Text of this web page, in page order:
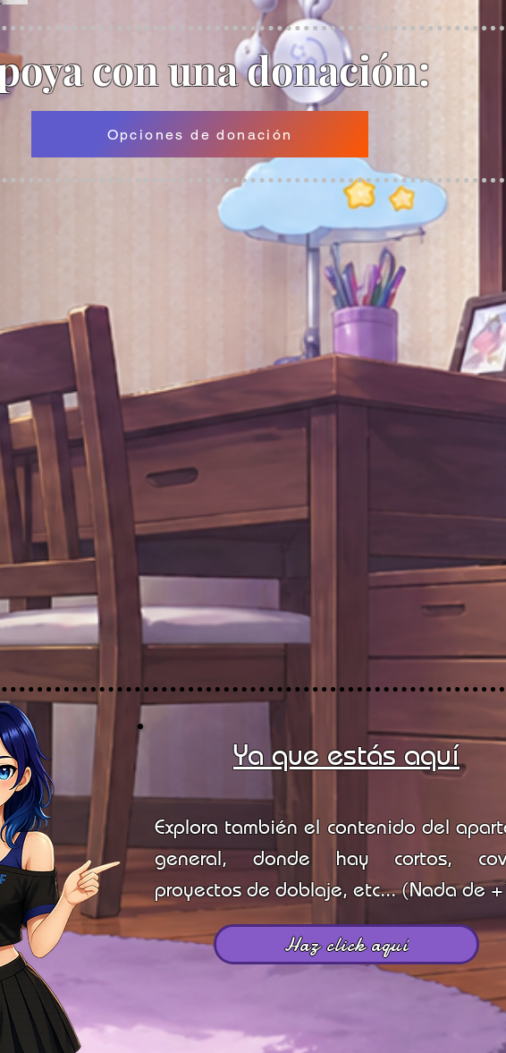
con una donación:
Opciones de donación
Ya que estás aquí
Explora también el contenido del
general, donde hay cortos,
proyectos de doblaje, etc... (Nada de
Haz click aquí